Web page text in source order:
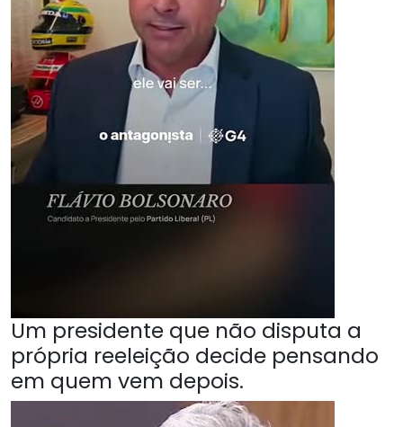
Um presidente que não disputa a
própria reeleição decide pensando
em quem vem depois.